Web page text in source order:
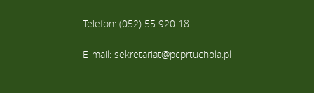
Telefon: (052) 55 920 18
E-mail: sekretariat@pcprtuchola.pl